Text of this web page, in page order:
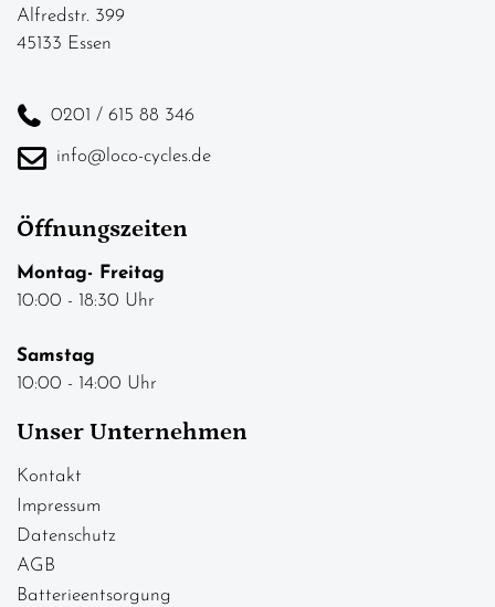
Alfredstr. 399
45133 Essen
0201 / 615 88 346
info@loco-cycles.de
Öffnungszeiten
Montag- Freitag
10:00 - 18:30 Uhr
Samstag
10:00 - 14:00 Uhr
Unser Unternehmen
Kontakt
Impressum
Datenschutz
AGB
Batterieentsorgung